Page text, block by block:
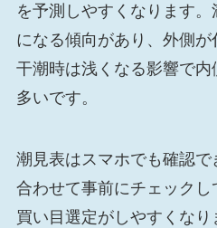
を予測しやすくなります
になる傾向があり、外側が
干潮時は浅くなる影響で
多いです。
潮見表はスマホでも確認
合わせて事前にチェック
買い目選定がしやすくなり